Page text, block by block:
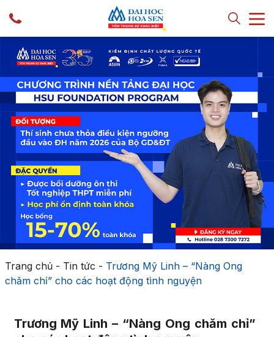
Trang chủ- Tin tức - Trương Mỹ Linh – “Nàng Ong
chăm chỉ” cho các hoạt động tình nguyện
Trương Mỹ Linh – “Nàng Ong chăm chỉ”